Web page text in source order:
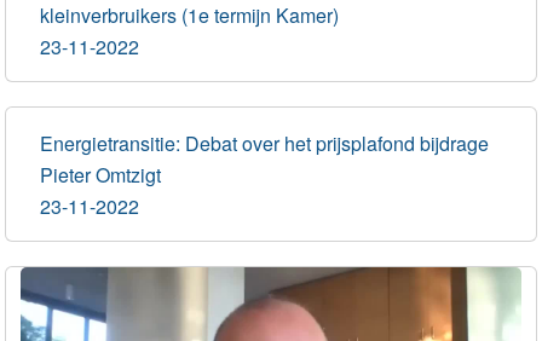
kleinverbruikers (1e termijn Kamer)
23-11-2022
Energietransitie: Debat over het prijsplafond bijdrage
Pieter Omtzigt
23-11-2022